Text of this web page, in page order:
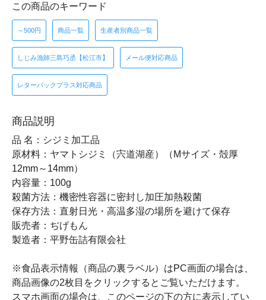
この商品のキーワード
～500円 商品一覧 生産者別商品一覧
しじみ漁師三島巧丞【松江市】 メール便対応商品
レターパックプラス対応商品
商品説明
品 名：シジミ加工品
原材料：ヤマトシジミ（宍道湖産）（Mサイズ・殻厚
12mm～14mm）
内容量：100g
殺菌方法：機密性容器に密封し加圧加熱殺菌
保存方法：直射日光・高温多湿の場所を避けて保存
販売者：ぢげもん
製造者：平野缶詰有限会社
※食品表示情報（商品の裏ラベル）はPC画面の場合は、
商品画像の2枚目をクリックするとご覧いただけます。
スマホ画面の場合は、このページの下の方に表示してい